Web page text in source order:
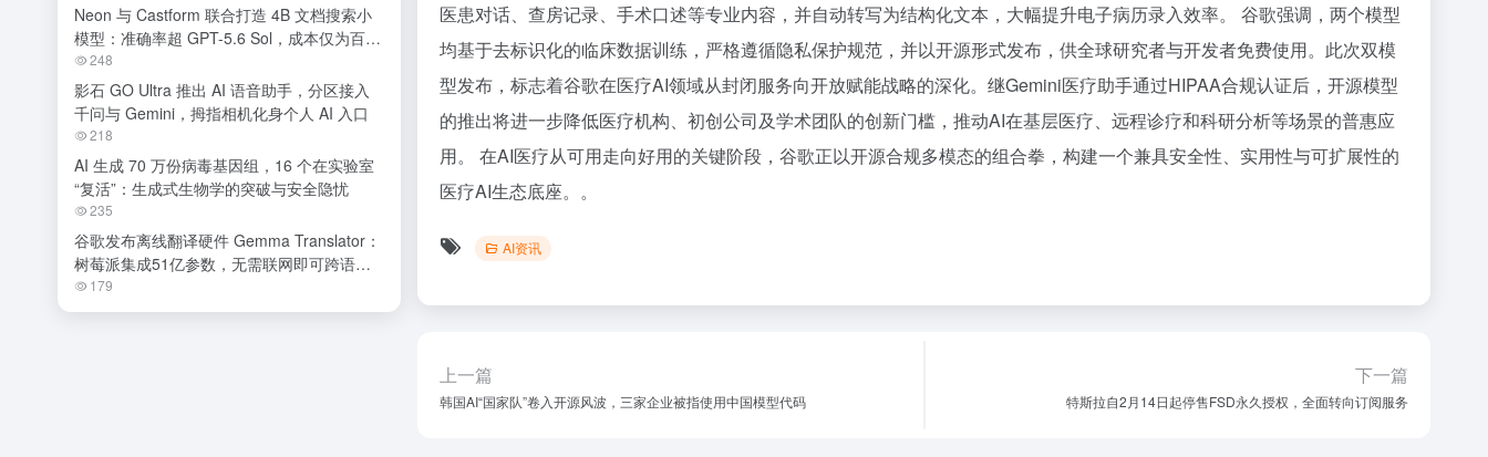
医患对话、查房记录、手术口述等专业内容，并自动转写为结构化文本，大幅提升电子病历录入效率。 谷歌强调，两个模型
均基于去标识化的临床数据训练，严格遵循隐私保护规范，并以开源形式发布，供全球研究者与开发者免费使用。此次双模
型发布，标志着谷歌在医疗AI领域从封闭服务向开放赋能战略的深化。继Gemini医疗助手通过HIPAA合规认证后，开源模型
的推出将进一步降低医疗机构、初创公司及学术团队的创新门槛，推动AI在基层医疗、远程诊疗和科研分析等场景的普惠应
用。 在AI医疗从可用走向好用的关键阶段，谷歌正以开源合规多模态的组合拳，构建一个兼具安全性、实用性与可扩展性的
医疗AI生态底座。。
AI资讯
上一篇
韩国AI“国家队”卷入开源风波，三家企业被指使用中国模型代码
下一篇
特斯拉自2月14日起停售FSD永久授权，全面转向订阅服务
Neon 与 Castform 联合打造 4B 文档搜索小
模型：准确率超 GPT-5.6 Sol，成本仅为百分
之一
248
影石 GO Ultra 推出 AI 语音助手，分区接入
千问与 Gemini，拇指相机化身个人 AI 入口
218
AI 生成 70 万份病毒基因组，16 个在实验室
“复活”：生成式生物学的突破与安全隐忧
235
谷歌发布离线翻译硬件 Gemma Translator：
树莓派集成51亿参数，无需联网即可跨语种
交流
179